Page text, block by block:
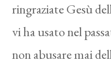
ringraziate Gesù
vi ha usato nel
non abusare mai